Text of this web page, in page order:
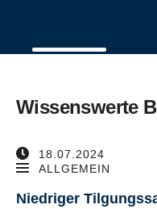
Wissenswerte
18.07.2024
ALLGEMEIN
Niedriger